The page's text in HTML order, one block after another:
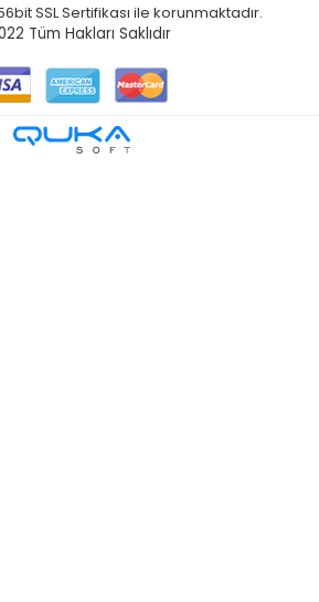
SSL Sertifikası ile korunmaktadır.
Tüm Hakları Saklıdır